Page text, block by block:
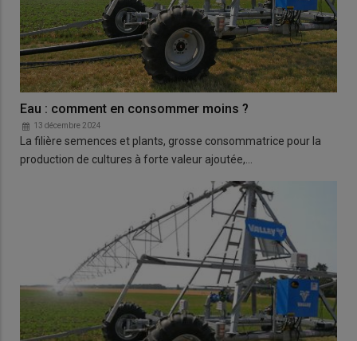
Eau : comment en consommer moins ?
13 décembre 2024
La filière semences et plants, grosse consommatrice pour la
production de cultures à forte valeur ajoutée,…